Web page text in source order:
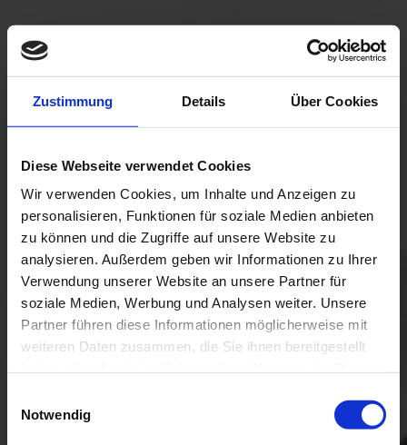
Zustimmung Details Über Cookies
Diese Webseite verwendet Cookies
Wir verwenden Cookies, um Inhalte und Anzeigen zu
personalisieren, Funktionen für soziale Medien anbieten
zu können und die Zugriffe auf unsere Website zu
analysieren. Außerdem geben wir Informationen zu Ihrer
Verwendung unserer Website an unsere Partner für
soziale Medien, Werbung und Analysen weiter. Unsere
Partner führen diese Informationen möglicherweise mit
weiteren Daten zusammen, die Sie ihnen bereitgestellt
Notwendig
NAME –
ES IST UNS EIN ANLIEGEN
Wir möchten durch unsere Angebote
NAME –
ES IST UNS EIN ANLIEGEN
Wir möchten durch unsere Angebote
NAME –
ES IST UNS EIN ANLIEGEN
Wir möchten durch unsere Angebote